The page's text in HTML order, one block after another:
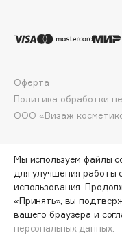
Dolomit
DP Daily Perfection
Dr. Vranjes Firenze
Dr.Jart+
DSD de Luxe
Dyson
ДОБАВИТЬ В КОРЗИНУ
ООО «Визаж
Оферта
Политика обработки
Мы используем файлы
для улучшения работы
использования.
«Принять», вы
вашего браузера и
персональных данных.